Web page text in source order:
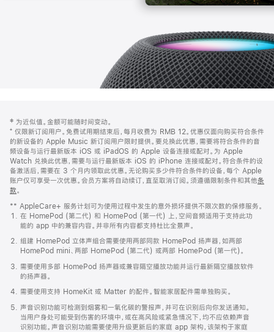
页
页
脚
注
‡ 为近似值。金额可能随时间变动。
⁺ 仅限新订阅用户。免费试用期结束后，每月收费为 RMB 12。优惠仅面向购买符合条件
的新设备的 Apple Music 新订阅用户限时提供。要兑换此优惠，需要将符合条件的音
频设备与运行最新版本 iOS 或 iPadOS 的 Apple 设备连接或配对。为 Apple
Watch 兑换此优惠，需要与运行最新版本 iOS 的 iPhone 连接或配对。符合条件的设
备激活后，需要在 3 个月内领取此优惠。无论购买多少件符合条件的设备，每个 Apple
账户仅可享受一次优惠。会员方案将自动续订，直至取消订阅。须遵循限制条件和其他条
款。
窗
口
中
打
开)
** AppleCare+ 服务计划可为使用过程中发生的意外损坏提供不限次数的保修服务。
在 HomePod (第二代) 和 HomePod (第一代) 上，空间音频适用于支持此功
能的 app 中的兼容内容。并非所有内容都支持杜比全景声。
组建 HomePod 立体声组合需要使用两部同款 HomePod 扬声器，如两部
HomePod mini、两部 HomePod (第二代) 或两部 HomePod (第一代)。
需要使用多部 HomePod 扬声器或兼容隔空播放功能并运行最新隔空播放软件
的扬声器。
需要使用支持 HomeKit 或 Matter 的配件。智能家居配件需单独购买。
声音识别功能可检测到烟雾和一氧化碳的警报声，并可在识别后向你发送通知。
当用户身处可能受到伤害的环境中，或在高风险或紧急情况下，均不应依赖声音
识别功能。声音识别功能需要使用升级更新后的家庭 app 架构，该架构于家庭